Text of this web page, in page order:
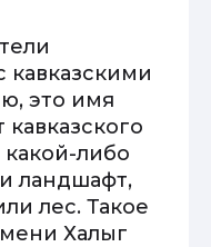
кавказскими
это имя
либо
ландшафт,
лес. Такое
Халыг